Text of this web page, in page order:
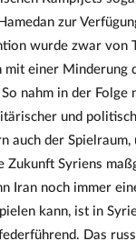
zur
wurde zwar von
mit einer Minderung
nahm in der Folge
und
auch der Spielraum,
Zukunft Syriens
Iran noch immer
kann, ist in
Das